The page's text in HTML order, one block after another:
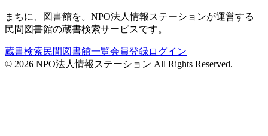
まちに、図書館を。NPO法人情報ステーションが運営する
民間図書館の蔵書検索サービスです。
蔵書検索民間図書館一覧会員登録ログイン
© 2026 NPO法人情報ステーション All Rights Reserved.